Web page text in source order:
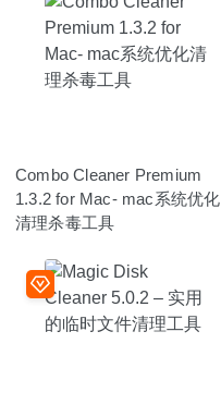
Combo Cleaner Premium
1.3.2 for Mac- mac系统优化
清理杀毒工具